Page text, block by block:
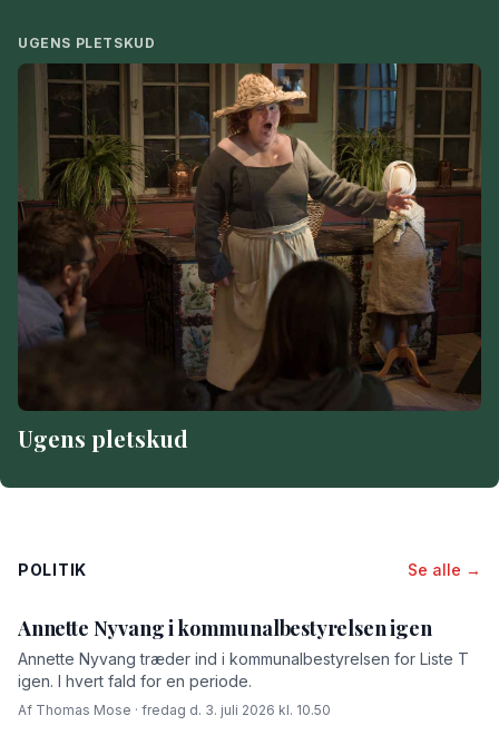
UGENS PLETSKUD
Ugens pletskud
POLITIK Se alle →
Annette Nyvang i kommunalbestyrelsen igen
Annette Nyvang træder ind i kommunalbestyrelsen for Liste T
igen. I hvert fald for en periode.
Af Thomas Mose · fredag d. 3. juli 2026 kl. 10.50